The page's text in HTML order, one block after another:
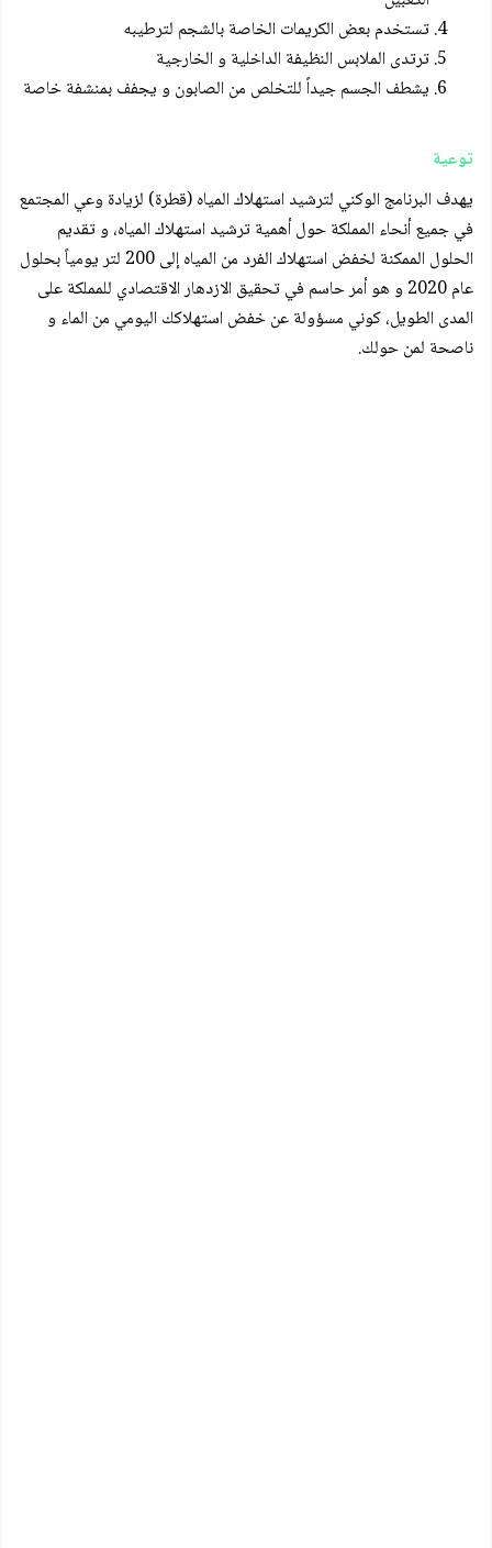
تستخدم بعض الكريمات الخاصة بالشجم لترطيبه
ترتدى الملابس النظيفة الداخلية و الخارجية
يشطف الجسم جيداً للتخلص من الصابون و يجفف بمنشفة خاصة
توعية
يهدف البرنامج الوكني لترشيد استهلاك المياه (قطرة) لزيادة وعي المجتمع
في جميع أنحاء المملكة حول أهمية ترشيد استهلاك المياه، و تقديم
الحلول الممكنة لخفض استهلاك الفرد من المياه إلى 200 لتر يومياً بحلول
عام 2020 و هو أمر حاسم في تحقيق الازدهار الاقتصادي للمملكة على
المدى الطويل، كوني مسؤولة عن خفض استهلاكك اليومي من الماء و
ناصحة لمن حولك.